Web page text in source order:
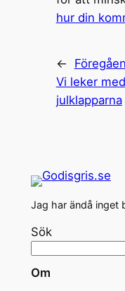
hur din
←
Vi leker med
julklapparna
Jag har ändå inget
Sök
Om